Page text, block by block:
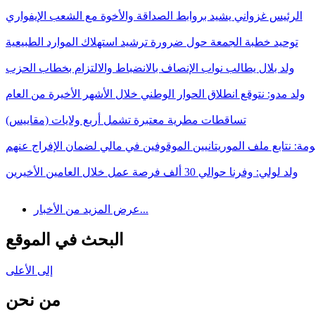
الرئيس غزواني يشيد بروابط الصداقة والأخوة مع الشعب الإيفواري
توحيد خطبة الجمعة حول ضرورة ترشيد استهلاك الموارد الطبيعية
ولد بلال يطالب نواب الإنصاف بالانضباط والالتزام بخطاب الحزب
ولد مدو: نتوقع انطلاق الحوار الوطني خلال الأشهر الأخيرة من العام
تساقطات مطرية معتبرة تشمل أربع ولايات (مقاييس)
نتابع ملف الموريتانيين الموقوفين في مالي لضمان الإفراج عنهم
ولد لولي: وفرنا حوالي 30 ألف فرصة عمل خلال العامين الأخيرين
عرض المزيد من الأخبار...
البحث في الموقع
إلى الأعلى
من نحن